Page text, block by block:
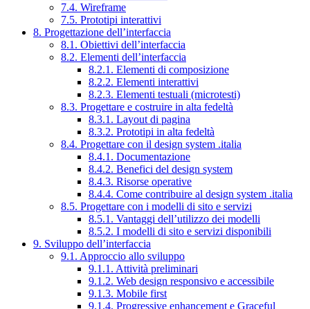
7.4. Wireframe
7.5. Prototipi interattivi
8. Progettazione dell’interfaccia
8.1. Obiettivi dell’interfaccia
8.2. Elementi dell’interfaccia
8.2.1. Elementi di composizione
8.2.2. Elementi interattivi
8.2.3. Elementi testuali (microtesti)
8.3. Progettare e costruire in alta fedeltà
8.3.1. Layout di pagina
8.3.2. Prototipi in alta fedeltà
8.4. Progettare con il design system .italia
8.4.1. Documentazione
8.4.2. Benefici del design system
8.4.3. Risorse operative
8.4.4. Come contribuire al design system .italia
8.5. Progettare con i modelli di sito e servizi
8.5.1. Vantaggi dell’utilizzo dei modelli
8.5.2. I modelli di sito e servizi disponibili
9. Sviluppo dell’interfaccia
9.1. Approccio allo sviluppo
9.1.1. Attività preliminari
9.1.2. Web design responsivo e accessibile
9.1.3. Mobile first
9.1.4. Progressive enhancement e Graceful